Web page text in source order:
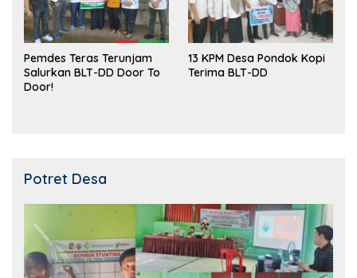
Pemdes Teras Terunjam
Salurkan BLT-DD Door To
Door!
13 KPM Desa Pondok Kopi
Terima BLT-DD
Potret Desa